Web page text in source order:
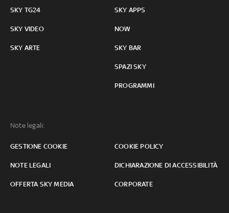
SKY TG24
SKY VIDEO
SKY ARTE
SKY APPS
NOW
SKY BAR
SPAZI SKY
PROGRAMMI
Note legali:
GESTIONE COOKIE COOKIE POLICY
NOTE LEGALI DICHIARAZIONE DI ACCESSIBILITÀ
OFFERTA SKY MEDIA CORPORATE